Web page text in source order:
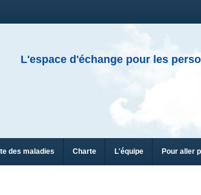
L'espace d'échange pour les
des maladies Charte L'équipe Pour aller